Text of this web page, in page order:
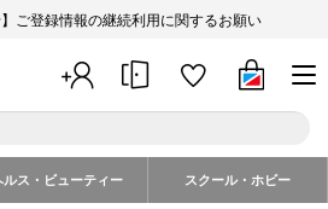
】ご登録情報の継続利用に関するお願い
ルス・ビューティー スクール・ホビー